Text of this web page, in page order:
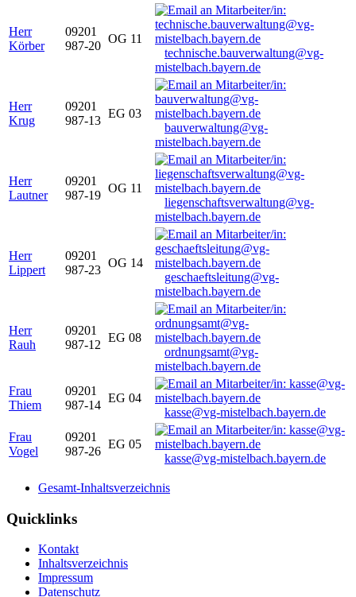
Herr
Körber
09201
987-20
OG 11
technische.bauverwaltung@vg-
mistelbach.bayern.de
Herr
Krug
09201
987-13
EG 03
bauverwaltung@vg-
mistelbach.bayern.de
Herr
Lautner
09201
987-19
OG 11
liegenschaftsverwaltung@vg-
mistelbach.bayern.de
Herr
Lippert
09201
987-23
OG 14
geschaeftsleitung@vg-
mistelbach.bayern.de
Herr
Rauh
09201
987-12
EG 08
ordnungsamt@vg-
mistelbach.bayern.de
Frau
Thiem
09201
987-14
EG 04
kasse@vg-mistelbach.bayern.de
Frau
Vogel
09201
987-26
EG 05
kasse@vg-mistelbach.bayern.de
Gesamt-Inhaltsverzeichnis
Quicklinks
Kontakt
Inhaltsverzeichnis
Impressum
Datenschutz